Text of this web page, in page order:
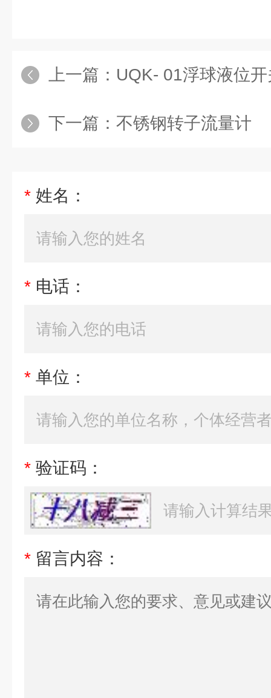
上一篇： UQK- 01浮球液位开
下一篇： 不锈钢转子流量计
* 姓名：
* 电话：
* 单位：
* 验证码：
* 留言内容：